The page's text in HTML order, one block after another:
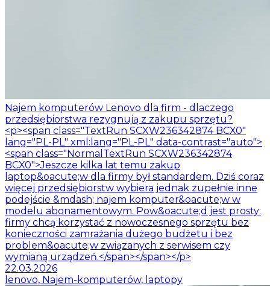
Najem komputerów Lenovo dla firm - dlaczego
przedsiębiorstwa rezygnują z zakupu sprzętu?
<p><span class="TextRun SCXW236342874 BCX0"
lang="PL-PL" xml:lang="PL-PL" data-contrast="auto">
<span class="NormalTextRun SCXW236342874
BCX0">Jeszcze kilka lat temu zakup
laptop&oacute;w dla firmy był standardem. Dziś coraz
więcej przedsiębiorstw wybiera jednak zupełnie inne
podejście &mdash; najem komputer&oacute;w w
modelu abonamentowym. Pow&oacute;d jest prosty:
firmy chcą korzystać z nowoczesnego sprzętu bez
konieczności zamrażania dużego budżetu i bez
problem&oacute;w związanych z serwisem czy
wymianą urządzeń.</span></span></p>
22.03.2026
lenovo, Najem-komputerów, laptopy